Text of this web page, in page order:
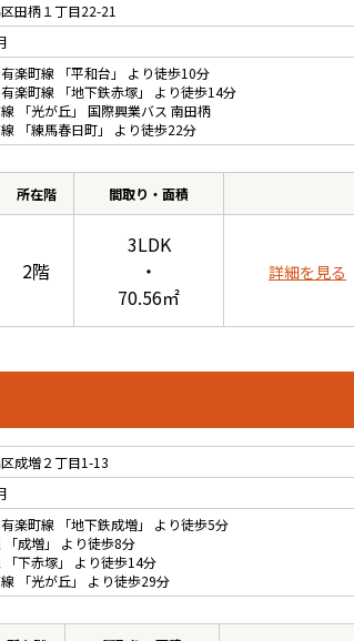
田柄１丁目22-21
楽町線 「平和台 」 より徒歩10分
楽町線 「地下鉄赤塚」 より徒歩14分
「光が丘」 国際興業バス 南田柄
「練馬春日町」 より徒歩22分
所在階 間取り・面積
2階
3LDK
・
70.56㎡
詳細を見る
成増２丁目1-13
楽町線 「地下鉄成増」 より徒歩5分
「成増」 より徒歩8分
「下赤塚」 より徒歩14分
「光が丘」 より徒歩29分